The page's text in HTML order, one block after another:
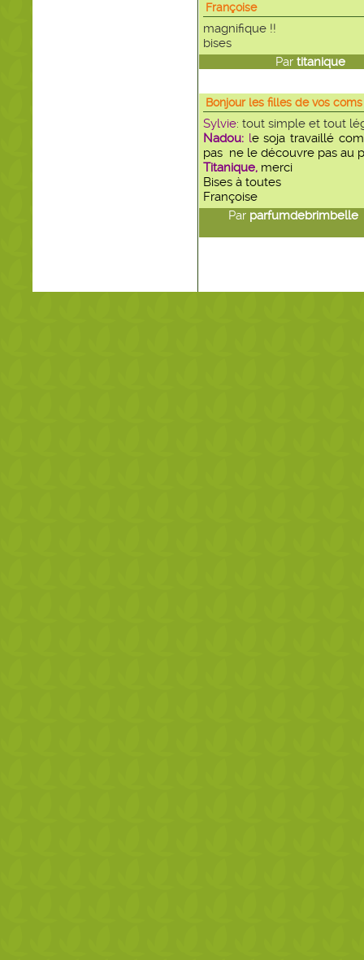
Françoise
magnifique !!
bises
Par titanique
Bonjour les filles de vos
Sylvie: tout simple et tout
Nadou: le soja travaillé
pas ne le découvre pas au
Titanique, merci
Bises à toutes
Françoise
Par parfumdebrimbelle